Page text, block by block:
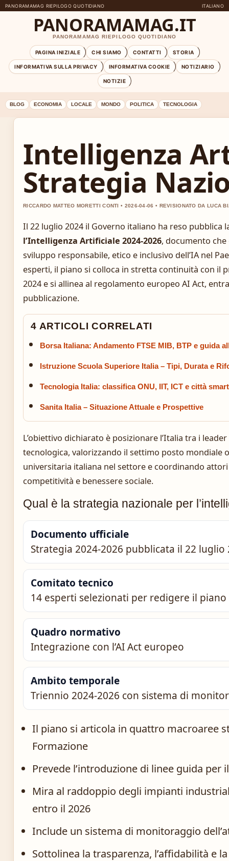
PANORAMAMAG RIEPILOGO QUOTIDIANO ITALIANO
PANORAMAMAG.IT
PANORAMAMAG RIEPILOGO QUOTIDIANO
PAGINA INIZIALE CHI SIAMO CONTATTI STORIA
INFORMATIVA SULLA PRIVACY INFORMATIVA COOKIE NOTIZIARIO
NOTIZIE
BLOG ECONOMIA LOCALE MONDO POLITICA TECNOLOGIA
Intelligenza
Strategia
RICCARDO MATTEO MORETTI CONTI • 2026-04-06 • REVISIONATO DA LUCA
Il 22 luglio 2024 il Governo italiano ha reso pubblica
l’Intelligenza Artificiale 2024-2026, documento
sviluppo responsabile, etico e inclusivo dell’IA nel
esperti, il piano si colloca in stretta continuità con il
2024 e si allinea al regolamento europeo AI Act,
pubblicazione.
4 ARTICOLI CORRELATI
Borsa Italiana: Andamento FTSE MIB, BTP e guida
Istruzione Scuola Superiore Italia – Tipi, Durata e
Tecnologia Italia: classifica ONU, IIT, ICT e città smart
Sanita Italia – Situazione Attuale e Prospettive
L’obiettivo dichiarato è posizionare l’Italia tra i
tecnologica, valorizzando il settimo posto mondiale
universitaria italiana nel settore e coordinando
competitività e benessere sociale.
Qual è la strategia nazionale per
Documento ufficiale
Strategia 2024-2026 pubblicata il 22 luglio
Comitato tecnico
14 esperti selezionati per redigere il piano
Quadro normativo
Integrazione con l’AI Act europeo
Ambito temporale
Triennio 2024-2026 con sistema di
Il piano si articola in quattro macroaree
Formazione
Prevede l’introduzione di linee guida
Mira al raddoppio degli impianti
entro il 2026
Include un sistema di monitoraggio
Sottolinea la trasparenza, l’affidabilità e